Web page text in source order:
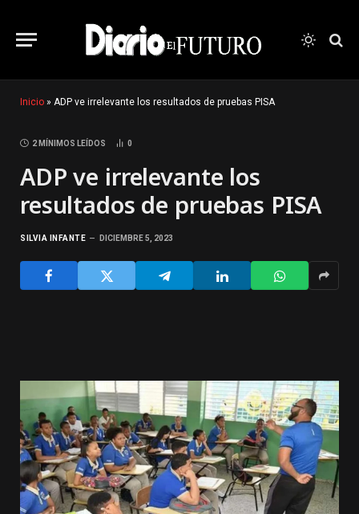
Inicio » ADP ve irrelevante los resultados de pruebas PISA
2 MÍNIMOS LEÍDOS 0
ADP ve irrelevante los
resultados de pruebas PISA
SILVIA INFANTE DICIEMBRE 5, 2023